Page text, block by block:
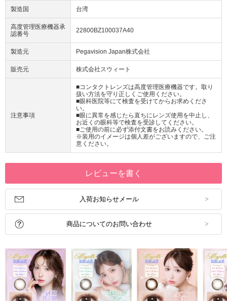
製造国 台湾
高度管理医療機器承
認番号
22800BZ100037A40
製造元 Pegavision Japan株式会社
販売元 株式会社スウィート
注意事項
■コンタクトレンズは高度管理医療機器です。取り
扱い方法を守り正しくご使用ください。
■眼科医院等にて検査を受けてからお求めくださ
い。
■眼に異常を感じたら直ちにレンズ使用を中止し、
お近くの眼科等で検査を受診してください。
■ご使用の前に必ず添付文書をお読みください。
※装用のイメージは個人差がございますので、ご注
意ください。
レビューを書く
入荷お知らせメール
商品についてのお問い合わせ